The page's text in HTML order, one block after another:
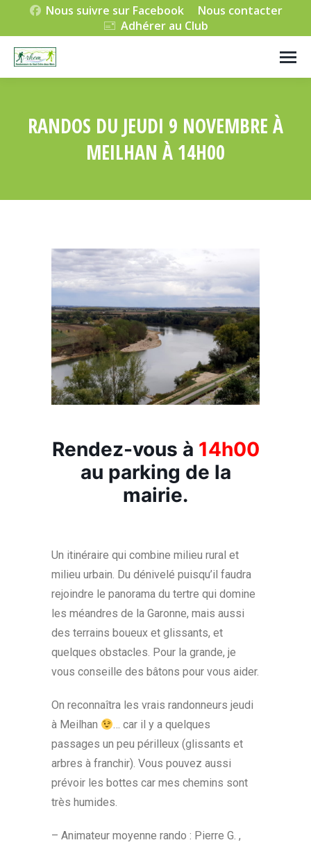
Nous suivre sur Facebook
Nous contacter
Adhérer au Club
RANDOS DU JEUDI 9 NOVEMBRE À
MEILHAN À 14H00
Rendez-vous à 14h00
au parking de la
mairie.
Un itinéraire qui combine milieu rural et
milieu urbain. Du dénivelé puisqu’il faudra
rejoindre le panorama du tertre qui domine
les méandres de la Garonne, mais aussi
des terrains boueux et glissants, et
quelques obstacles. Pour la grande, je
vous conseille des bâtons pour vous aider.
On reconnaîtra les vrais randonneurs jeudi
à Meilhan
… car il y a quelques
passages un peu périlleux (glissants et
arbres à franchir). Vous pouvez aussi
prévoir les bottes car mes chemins sont
très humides.
– Animateur moyenne rando : Pierre G. ,